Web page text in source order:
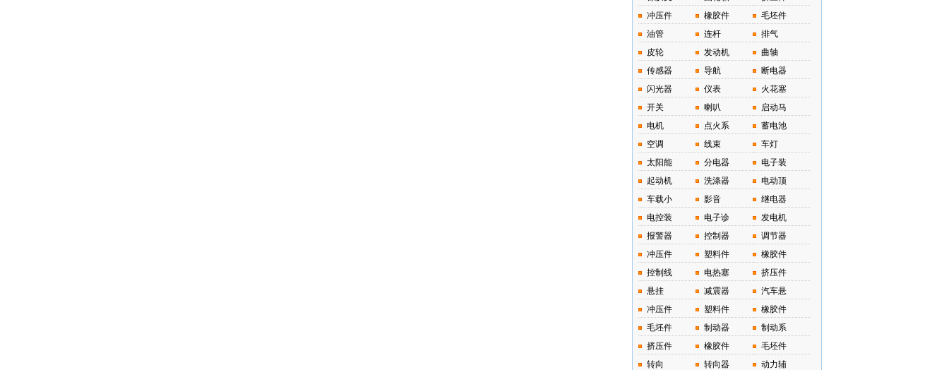
冲压件
橡胶件
毛坯件
油管
连杆
排气
皮轮
发动机
曲轴
传感器
导航
断电器
闪光器
仪表
火花塞
开关
喇叭
启动马
电机
点火系
蓄电池
空调
线束
车灯
太阳能
分电器
电子装
起动机
洗涤器
电动顶
车载小
影音
继电器
电控装
电子诊
发电机
报警器
控制器
调节器
冲压件
塑料件
橡胶件
控制线
电热塞
挤压件
悬挂
减震器
汽车悬
冲压件
塑料件
橡胶件
毛坯件
制动器
制动系
挤压件
橡胶件
毛坯件
转向
转向器
动力辅